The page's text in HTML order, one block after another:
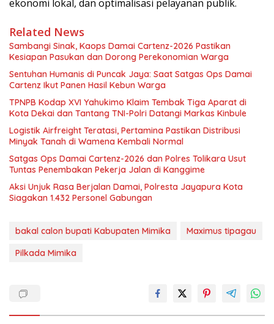
ekonomi lokal, dan optimalisasi pelayanan publik.
Related News
Sambangi Sinak, Kaops Damai Cartenz-2026 Pastikan
Kesiapan Pasukan dan Dorong Perekonomian Warga
Sentuhan Humanis di Puncak Jaya: Saat Satgas Ops Damai
Cartenz Ikut Panen Hasil Kebun Warga
TPNPB Kodap XVI Yahukimo Klaim Tembak Tiga Aparat di
Kota Dekai dan Tantang TNI-Polri Datangi Markas Kinbule
Logistik Airfreight Teratasi, Pertamina Pastikan Distribusi
Minyak Tanah di Wamena Kembali Normal
Satgas Ops Damai Cartenz-2026 dan Polres Tolikara Usut
Tuntas Penembakan Pekerja Jalan di Kanggime
Aksi Unjuk Rasa Berjalan Damai, Polresta Jayapura Kota
Siagakan 1.432 Personel Gabungan
bakal calon bupati Kabupaten Mimika
Maximus tipagau
Pilkada Mimika